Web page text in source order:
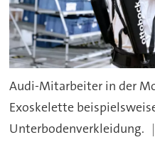
Audi-Mitarbeiter in der
Exoskelette
Unterbodenverkleidung.